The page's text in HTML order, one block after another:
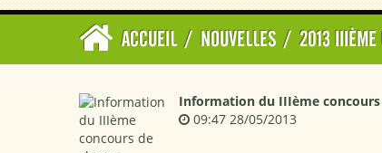
ACCUEIL / NOUVELLES / 2013 IIIÈME
Information du IIIème
09:47 28/05/2013